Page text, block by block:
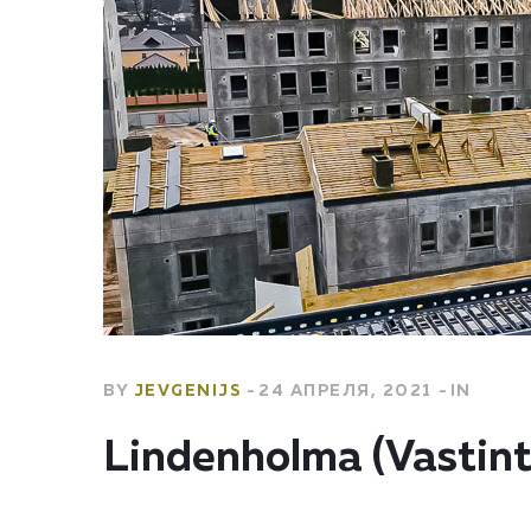
BY JEVGENIJS 24 АПРЕЛЯ, 2021 IN
Lindenholma